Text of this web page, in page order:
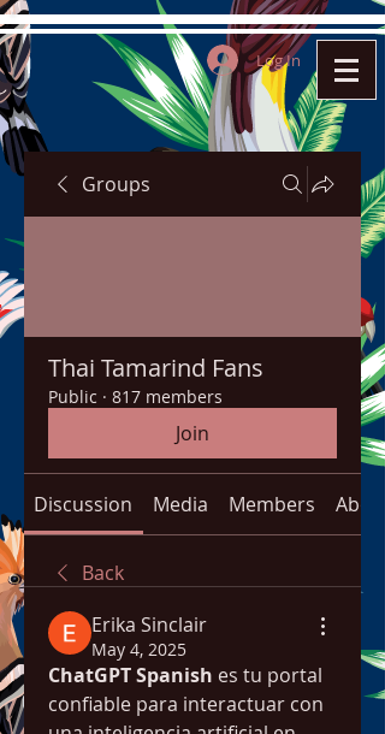
Log In
Groups
Thai Tamarind Fans
Public · 817 members
Join
Discussion Media Members About
Back
Erika Sinclair
May 4, 2025
ChatGPT Spanish es tu portal
confiable para interactuar con